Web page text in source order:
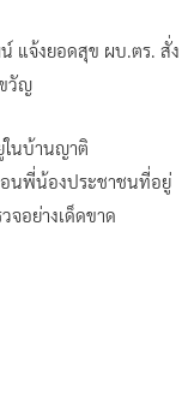
แจ้งยอดสุข ผบ.ตร. สั่ง
วัญ
ในบ้านญาติ
นพี่น้องประชาชนที่อยู่
จอย่างเด็ดขาด